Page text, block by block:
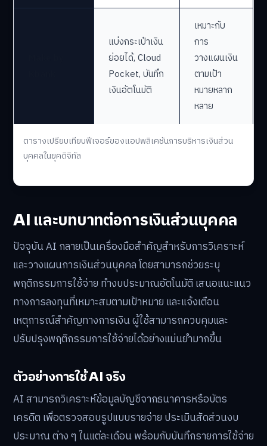
ตารางเปรียบเทียบฟีเจอร์ของแอปพลิเคชันการบริหารเงินส่วน
บุคคลในยุคดิจิทัล
แบ่งกระเป๋าเงิน
ย่อยได้, Cloud
Pocket, บันทึก
เงินอัตโนมัติ
เหมาะกับ
การ
วางแผนเงิน
ตามเป้า
หมายหลาก
หลาย
AI และบทบาทต่อการเงินส่วนบุคคล
ปัจจุบัน AI กลายเป็นเครื่องมือสำคัญสำหรับการวิเคราะห์
และวางแผนการเงินส่วนบุคคล โดยสามารถช่วยระบุ
พฤติกรรมการใช้จ่าย ทำงบประมาณอัตโนมัติ เสนอแนะแนว
ทางการลงทุนที่เหมาะสมตามเป้าหมาย และแจ้งเตือน
เหตุการณ์สำคัญทางการเงิน ผู้ใช้สามารถควบคุมและ
ปรับปรุงพฤติกรรมการใช้จ่ายได้อย่างแม่นยำมากขึ้น
ตัวอย่างการใช้ AI จริง
AI สามารถวิเคราะห์ข้อมูลบัญชีจากธนาคารหรือบัตร
เครดิต เพื่อตรวจสอบรูปแบบรายจ่าย ประเมินสัดส่วนงบ
ประมาณ ต่าง ๆ ในแต่ละเดือน พร้อมกับบันทึกรายการใช้จ่าย